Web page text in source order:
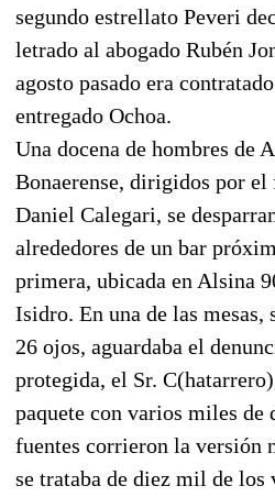
segundo estrellato Peveri
letrado al abogado Rubén
agosto pasado era
entregado Ochoa.
Una docena de hombres de
Bonaerense, dirigidos por
Daniel Calegari, se
alrededores de un bar
primera, ubicada en Alsina
Isidro. En una de las
26 ojos, aguardaba el
protegida, el Sr.
paquete con varios miles de
fuentes corrieron la versión
se trataba de diez mil de los